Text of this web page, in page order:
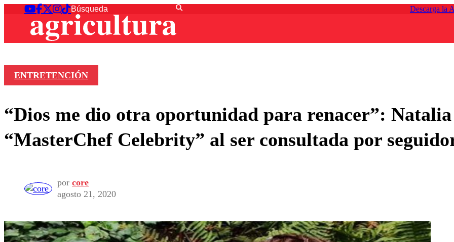
Descarga la
ENTRETENCIÓN
“Dios me dio otra oportunidad para renacer”:
“MasterChef Celebrity” al ser consultada por
por core
agosto 21, 2020